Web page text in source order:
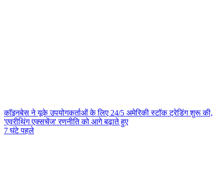
कॉइनबेस ने यूके उपयोगकर्ताओं के लिए 24/5 अमेरिकी स्टॉक ट्रेडिंग शुरू की,
'एवरीथिंग एक्सचेंज' रणनीति को आगे बढ़ाते हुए
7 घंटे पहले